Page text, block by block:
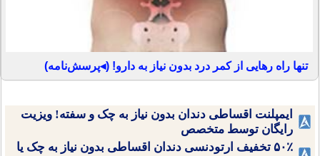
تنها راه رهایی از کمر درد بدون نیاز به دارو! (◂پرسش‌نامه)
ایمپلنت اقساطی دندان بدون نیاز به چک و سفته! ویزیت
رایگان توسط متخصص
۵۰٪ تخفیف ارتودنسی دندان اقساطی بدون نیاز به چک یا